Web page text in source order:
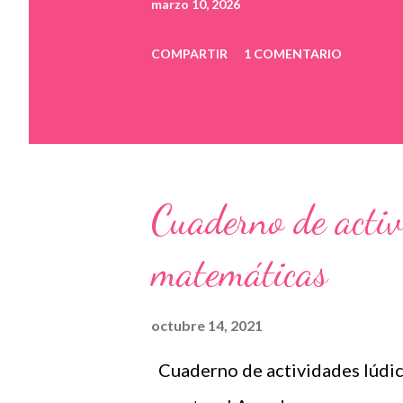
marzo 10, 2026
COMPARTIR 1 COMENTARIO
Cuaderno de
matemáticas
octubre 14, 2021
Cuaderno de actividades